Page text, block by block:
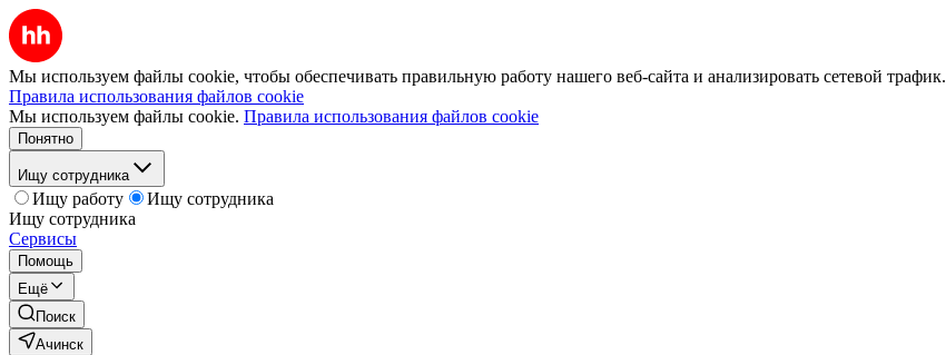
Мы используем файлы cookie, чтобы обеспечивать правильную работу нашего веб-сайта и анализировать сетевой трафик.
Правила использования файлов cookie
Мы используем файлы cookie. Правила использования файлов cookie
Понятно
Ищу сотрудника
Ищу работу
Ищу сотрудника
Ищу сотрудника
Сервисы
Помощь
Ещё
Поиск
Ачинск